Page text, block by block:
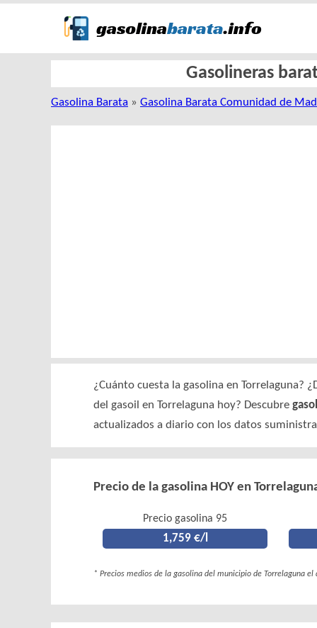
Gasolineras
Gasolina Barata » Gasolina Barata Comunidad de
¿Cuánto cuesta la gasolina en Torrelaguna?
del gasoil en Torrelaguna hoy? Descubre
actualizados a diario con los datos
Precio de la gasolina HOY en
Precio gasolina 95
1,759 €/l
* Precios medios de la gasolina del municipio de Torrelaguna el